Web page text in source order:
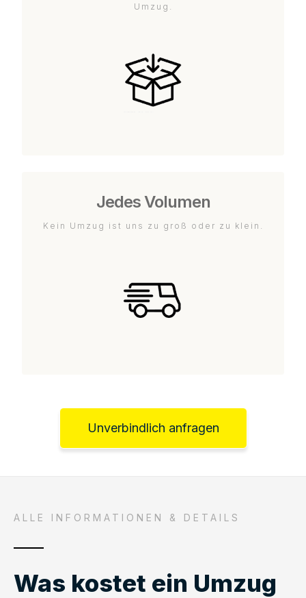
Umzug.
Jedes Volumen
Kein Umzug ist uns zu groß oder zu klein.
Unverbindlich anfragen
ALLE INFORMATIONEN & DETAILS
Was kostet ein Umzug